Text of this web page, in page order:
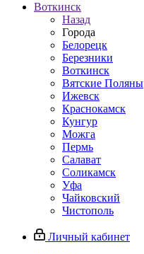
Воткинск
Назад
Города
Белорецк
Березники
Воткинск
Вятские Поляны
Ижевск
Краснокамск
Кунгур
Можга
Пермь
Салават
Соликамск
Уфа
Чайковский
Чистополь
Личный кабинет